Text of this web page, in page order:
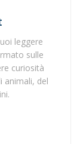
leggere
sulle
curiosità
animali, del